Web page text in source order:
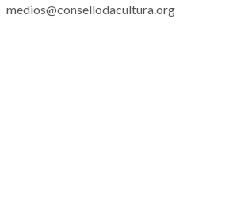
medios@consellodacultura.org